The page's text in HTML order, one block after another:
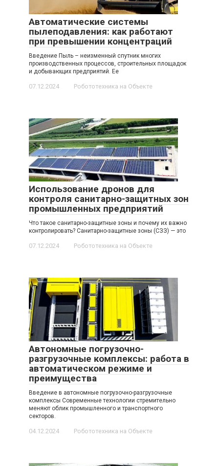
Автоматические системы
пылеподавления: как работают
при превышении концентраций
Введение Пыль – неизменный спутник многих
производственных процессов, строительных площадок
и добывающих предприятий. Ее
07.12.2024 Робототехника на Объекте
Использование дронов для
контроля санитарно-защитных зон
промышленных предприятий
Что такое санитарно-защитные зоны и почему их важно
контролировать? Санитарно-защитные зоны (СЗЗ) — это
07.12.2024 Робототехника на Объекте
Автономные погрузочно-
разгрузочные комплексы: работа в
автоматическом режиме и
преимущества
Введение в автономные погрузочно-разгрузочные
комплексы Современные технологии стремительно
меняют облик промышленного и транспортного
секторов.
04.12.2024 Робототехника на Объекте